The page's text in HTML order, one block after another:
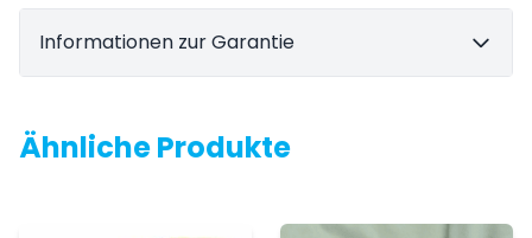
Informationen zur Garantie
Ähnliche Produkte